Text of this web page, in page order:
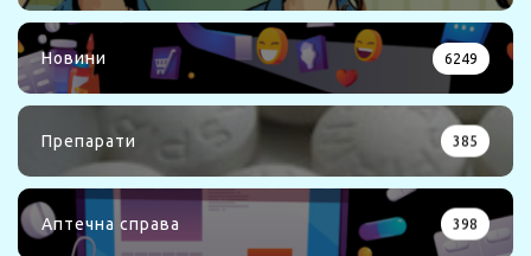
Новини 6249
Препарати 385
Аптечна справа 398